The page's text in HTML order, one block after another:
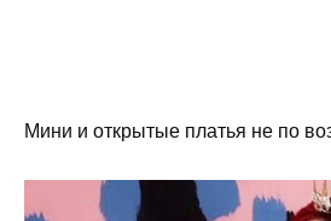
Мини и открытые платья не по